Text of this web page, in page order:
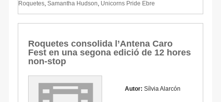
Roquetes Samantha Hudson Unicorns Pride Ebre
Roquetes consolida l’Antena Caro
Fest en una segona edició de 12 hores
non-stop
Autor: Sílvia Alarcón